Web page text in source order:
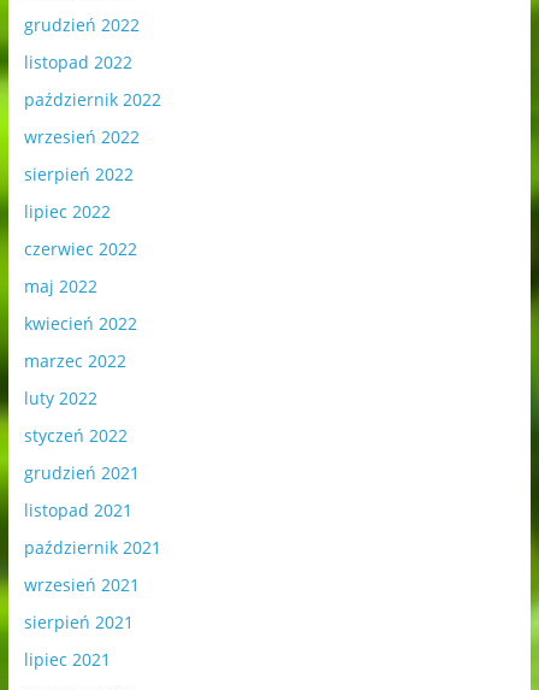
grudzień 2022
listopad 2022
październik 2022
wrzesień 2022
sierpień 2022
lipiec 2022
czerwiec 2022
maj 2022
kwiecień 2022
marzec 2022
luty 2022
styczeń 2022
grudzień 2021
listopad 2021
październik 2021
wrzesień 2021
sierpień 2021
lipiec 2021